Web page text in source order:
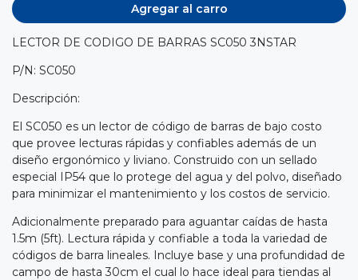
Agregar al carro
LECTOR DE CODIGO DE BARRAS SC050 3NSTAR
P/N: SC050
Descripción:
El SC050 es un lector de código de barras de bajo costo
que provee lecturas rápidas y confiables además de un
diseño ergonómico y liviano. Construido con un sellado
especial IP54 que lo protege del agua y del polvo, diseñado
para minimizar el mantenimiento y los costos de servicio.
Adicionalmente preparado para aguantar caídas de hasta
1.5m (5ft). Lectura rápida y confiable a toda la variedad de
códigos de barra lineales. Incluye base y una profundidad de
campo de hasta 30cm el cual lo hace ideal para tiendas al